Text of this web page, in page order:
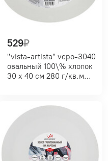
529₽
"vista-artista" vcpo-3040
овальный 100\% хлопок
30 х 40 см 280 г/кв.м